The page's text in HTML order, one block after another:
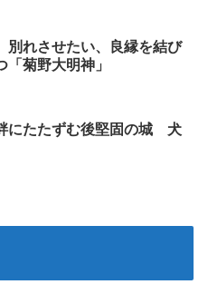
別れさせたい、良縁を結び
「菊野大明神」
にたたずむ後堅固の城 犬